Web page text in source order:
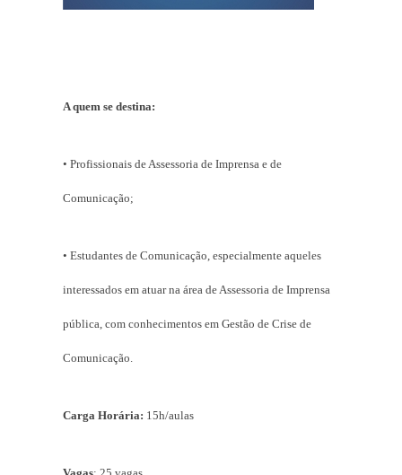
A quem se destina:
• Profissionais de Assessoria de Imprensa e de
Comunicação;
• Estudantes de Comunicação, especialmente aqueles
interessados em atuar na área de Assessoria de Imprensa
pública, com conhecimentos em Gestão de Crise de
Comunicação.
Carga Horária: 15h/aulas